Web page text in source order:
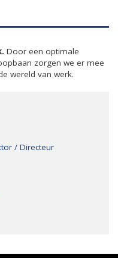
Door een optimale
zorgen we er mee
wereld van werk.
/ Directeur